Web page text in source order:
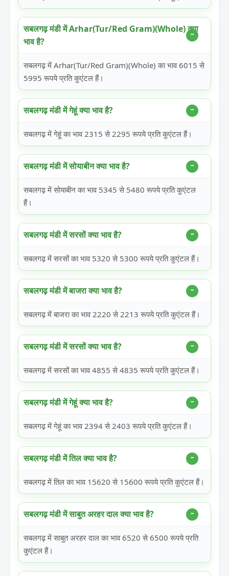
सबलगढ़ मंडी में Arhar(Tur/Red Gram)(Whole) क्या
भाव है?
सबलगढ़ में Arhar(Tur/Red Gram)(Whole) का भाव 6015 से
5995 रूपये प्रति कुएंटल हैं।
सबलगढ़ मंडी में गेहूं क्या भाव है?
सबलगढ़ में गेहूं का भाव 2315 से 2295 रूपये प्रति कुएंटल हैं।
सबलगढ़ मंडी में सोयाबीन क्या भाव है?
सबलगढ़ में सोयाबीन का भाव 5345 से 5480 रूपये प्रति कुएंटल
हैं।
सबलगढ़ मंडी में सरसों क्या भाव है?
सबलगढ़ में सरसों का भाव 5320 से 5300 रूपये प्रति कुएंटल हैं।
सबलगढ़ मंडी में बाजरा क्या भाव है?
सबलगढ़ में बाजरा का भाव 2220 से 2213 रूपये प्रति कुएंटल हैं।
सबलगढ़ मंडी में सरसों क्या भाव है?
सबलगढ़ में सरसों का भाव 4855 से 4835 रूपये प्रति कुएंटल हैं।
सबलगढ़ मंडी में गेहूं क्या भाव है?
सबलगढ़ में गेहूं का भाव 2394 से 2403 रूपये प्रति कुएंटल हैं।
सबलगढ़ मंडी में तिल क्या भाव है?
सबलगढ़ में तिल का भाव 15620 से 15600 रूपये प्रति कुएंटल हैं।
सबलगढ़ मंडी में साबुत अरहर दाल क्या भाव है?
सबलगढ़ में साबुत अरहर दाल का भाव 6520 से 6500 रूपये प्रति
कुएंटल हैं।